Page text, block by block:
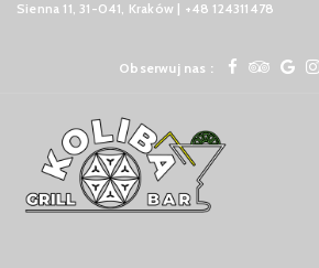
Sienna 11, 31-041, Kraków | +48 124311478
Obserwuj nas :